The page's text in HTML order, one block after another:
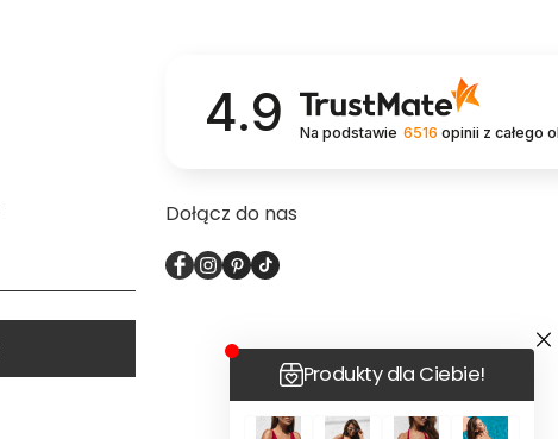
4.9 Na podstawie 6516 opinii z całego
Dołącz do nas